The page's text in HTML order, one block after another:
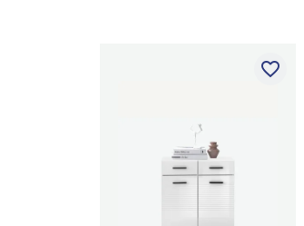
favorite_border